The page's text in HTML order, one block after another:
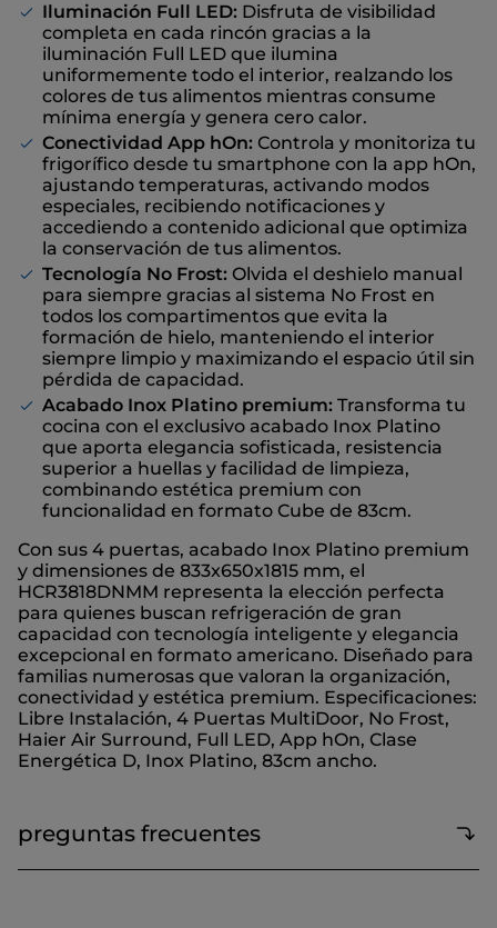
Iluminación Full LED: Disfruta de visibilidad
completa en cada rincón gracias a la
iluminación Full LED que ilumina
uniformemente todo el interior, realzando los
colores de tus alimentos mientras consume
mínima energía y genera cero calor.
Conectividad App hOn: Controla y monitoriza tu
frigorífico desde tu smartphone con la app hOn,
ajustando temperaturas, activando modos
especiales, recibiendo notificaciones y
accediendo a contenido adicional que optimiza
la conservación de tus alimentos.
Tecnología No Frost: Olvida el deshielo manual
para siempre gracias al sistema No Frost en
todos los compartimentos que evita la
formación de hielo, manteniendo el interior
siempre limpio y maximizando el espacio útil sin
pérdida de capacidad.
Acabado Inox Platino premium: Transforma tu
cocina con el exclusivo acabado Inox Platino
que aporta elegancia sofisticada, resistencia
superior a huellas y facilidad de limpieza,
combinando estética premium con
funcionalidad en formato Cube de 83cm.
Con sus 4 puertas, acabado Inox Platino premium
y dimensiones de 833x650x1815 mm, el
HCR3818DNMM representa la elección perfecta
para quienes buscan refrigeración de gran
capacidad con tecnología inteligente y elegancia
excepcional en formato americano. Diseñado para
familias numerosas que valoran la organización,
conectividad y estética premium. Especificaciones:
Libre Instalación, 4 Puertas MultiDoor, No Frost,
Haier Air Surround, Full LED, App hOn, Clase
Energética D, Inox Platino, 83cm ancho.
preguntas frecuentes